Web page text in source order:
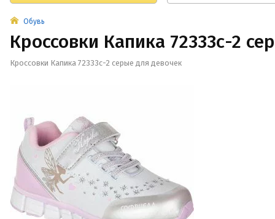
Обувь
Кроссовки Капика 72333с-2
Кроссовки Капика 72333с-2 серые для девочек